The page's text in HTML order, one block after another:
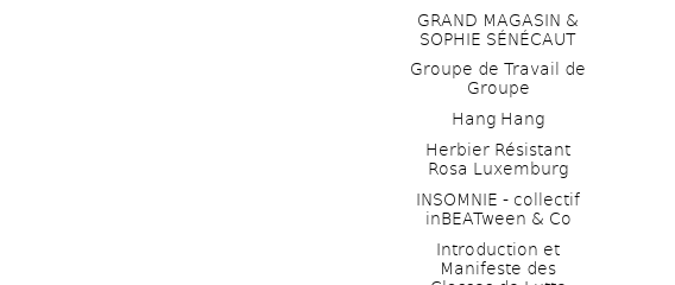
GRAND MAGASIN &
SOPHIE SÉNÉCAUT
Groupe de Travail de
Groupe
Hang Hang
Herbier Résistant
Rosa Luxemburg
INSOMNIE - collectif
inBEATween & Co
Introduction et
Manifeste des